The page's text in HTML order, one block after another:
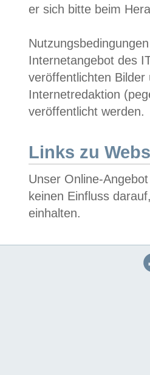
er sich bitte beim
Internetangebot des
veröffentlichten
Internetredaktion
veröffentlicht werden.
Links zu
Unser Online-
keinen Einfluss
einhalten.